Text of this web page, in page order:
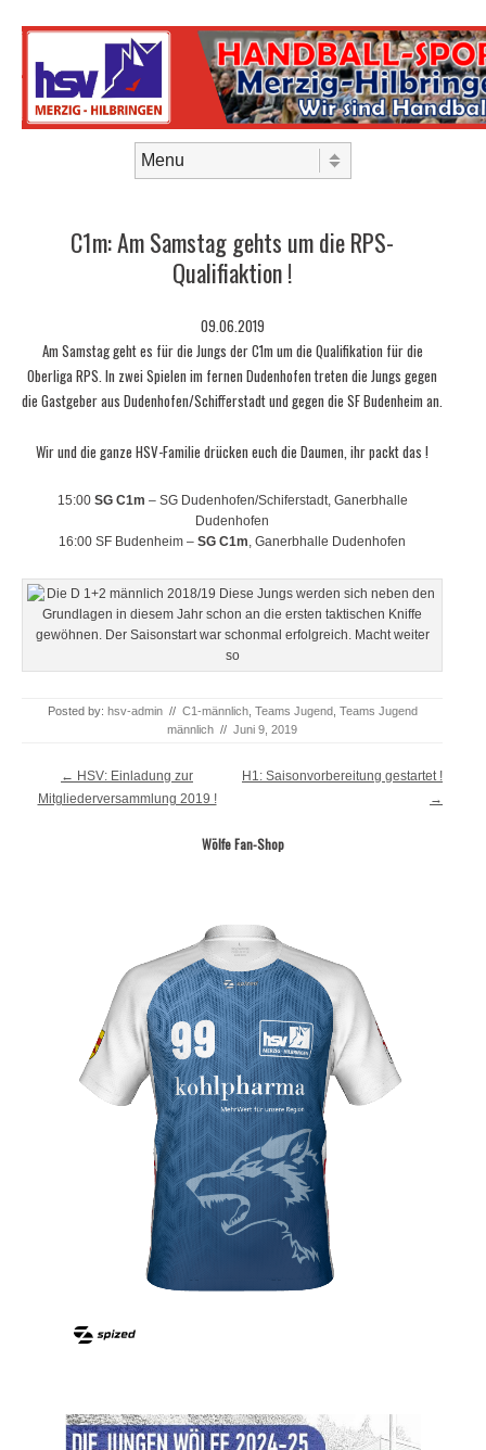
C1m: Am Samstag gehts um die RPS-
Qualifiaktion !
09.06.2019
Am Samstag geht es für die Jungs der C1m um die Qualifikation für die
Oberliga RPS. In zwei Spielen im fernen Dudenhofen treten die Jungs gegen
die Gastgeber aus Dudenhofen/Schifferstadt und gegen die SF Budenheim an.
Wir und die ganze HSV-Familie drücken euch die Daumen, ihr packt das !
15:00 SG C1m – SG Dudenhofen/Schiferstadt, Ganerbhalle
Dudenhofen
16:00 SF Budenheim – SG C1m, Ganerbhalle Dudenhofen
Posted by: hsv-admin // C1-männlich, Teams Jugend Teams Jugend
männlich // Juni 9, 2019
Post navigation
← HSV: Einladung zur
Mitgliederversammlung 2019 !
H1: Saisonvorbereitung gestartet !
→
Wölfe Fan-Shop